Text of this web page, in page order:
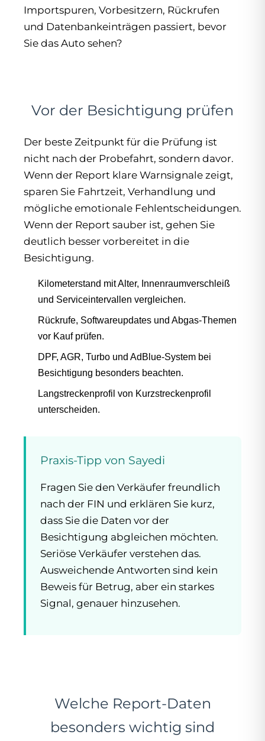
Importspuren, Vorbesitzern, Rückrufen
und Datenbankeinträgen passiert, bevor
Sie das Auto sehen?
Vor der Besichtigung prüfen
Der beste Zeitpunkt für die Prüfung ist
nicht nach der Probefahrt, sondern davor.
Wenn der Report klare Warnsignale zeigt,
sparen Sie Fahrtzeit, Verhandlung und
mögliche emotionale Fehlentscheidungen.
Wenn der Report sauber ist, gehen Sie
deutlich besser vorbereitet in die
Besichtigung.
Kilometerstand mit Alter, Innenraumverschleiß
und Serviceintervallen vergleichen.
Rückrufe, Softwareupdates und Abgas-Themen
vor Kauf prüfen.
DPF, AGR, Turbo und AdBlue-System bei
Besichtigung besonders beachten.
Langstreckenprofil von Kurzstreckenprofil
unterscheiden.
Praxis-Tipp von Sayedi
Fragen Sie den Verkäufer freundlich
nach der FIN und erklären Sie kurz,
dass Sie die Daten vor der
Besichtigung abgleichen möchten.
Seriöse Verkäufer verstehen das.
Ausweichende Antworten sind kein
Beweis für Betrug, aber ein starkes
Signal, genauer hinzusehen.
Welche Report-Daten
besonders wichtig sind